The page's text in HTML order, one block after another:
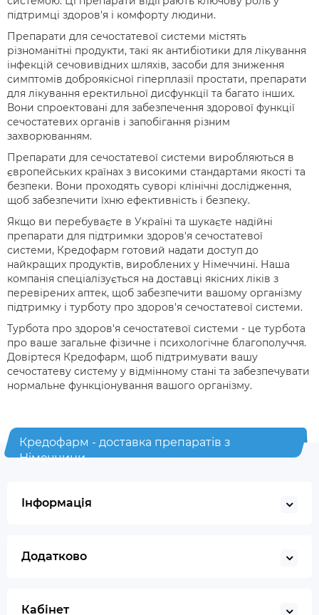
підтримці здоров'я і комфорту людини.
Препарати для сечостатевої системи містять
різноманітні продукти, такі як антибіотики для лікування
інфекцій сечовивідних шляхів, засоби для зниження
симптомів доброякісної гіперплазії простати, препарати
для лікування еректильної дисфункції та багато інших.
Вони спроектовані для забезпечення здорової функції
сечостатевих органів і запобігання різним
захворюванням.
Препарати для сечостатевої системи виробляються в
європейських країнах з високими стандартами якості та
безпеки. Вони проходять суворі клінічні дослідження,
щоб забезпечити їхню ефективність і безпеку.
Якщо ви перебуваєте в Україні та шукаєте надійні
препарати для підтримки здоров'я сечостатевої
системи, Кредофарм готовий надати доступ до
найкращих продуктів, вироблених у Німеччині. Наша
компанія спеціалізується на доставці якісних ліків з
перевірених аптек, щоб забезпечити вашому організму
підтримку і турботу про здоров'я сечостатевої системи.
Турбота про здоров'я сечостатевої системи - це турбота
про ваше загальне фізичне і психологічне благополуччя.
Довіртеся Кредофарм, щоб підтримувати вашу
сечостатеву систему у відмінному стані та забезпечувати
нормальне функціонування вашого організму.
Кредофарм - доставка препаратів з
Німеччини
Інформація
Додатково
Кабінет